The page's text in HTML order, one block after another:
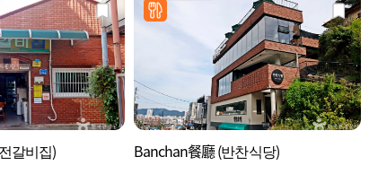
갈비집) Banchan餐廳 (반찬식당)